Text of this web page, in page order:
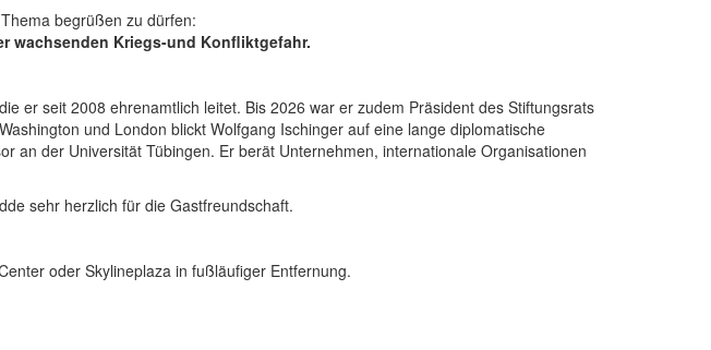
begrüßen zu dürfen:
wachsenden Kriegs-und Konfliktgefahr.
er seit 2008 ehrenamtlich leitet. Bis 2026 war er zudem Präsident des Stiftungsrats
und London blickt Wolfgang Ischinger auf eine lange diplomatische
an der Universität Tübingen. Er berät Unternehmen, internationale Organisationen
sehr herzlich für die Gastfreundschaft.
oder Skylineplaza in fußläufiger Entfernung.